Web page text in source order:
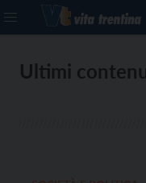
Ultimi